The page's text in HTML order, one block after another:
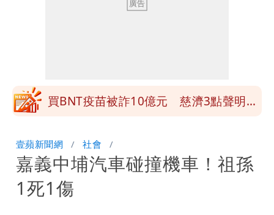
當年缺疫苗缺快篩缺口罩 王鴻薇：陳時
很多謹慎判斷當時未被理解
買BNT疫苗被詐10億元 慈濟3點聲明：
團有機會詐騙慈濟的就是民進黨
營建署前處長收廠商百萬賄款 終判3年
8月將入監
當年缺疫苗缺快篩缺口罩 王鴻薇：陳時
壹蘋新聞網 社會
嘉義中埔汽車碰撞機車！祖孫
1死1傷